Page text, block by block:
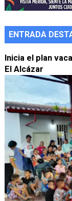
ENTRADA
Inicia el plan
El Alcázar